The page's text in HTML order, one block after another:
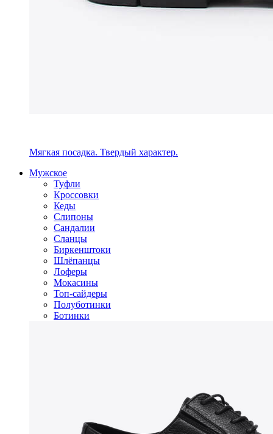
Мягкая посадка. Твердый характер.
Мужское
Туфли
Кроссовки
Кеды
Слипоны
Сандалии
Сланцы
Биркенштоки
Шлёпанцы
Лоферы
Мокасины
Топ-сайдеры
Полуботинки
Ботинки